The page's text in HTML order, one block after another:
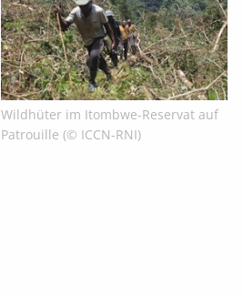
Wildhüter im Itombwe-Reservat auf
Patrouille (© ICCN-RNI)